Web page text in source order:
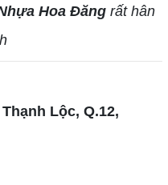
Hoa Đăngrất hân
Lộc, Q.12,